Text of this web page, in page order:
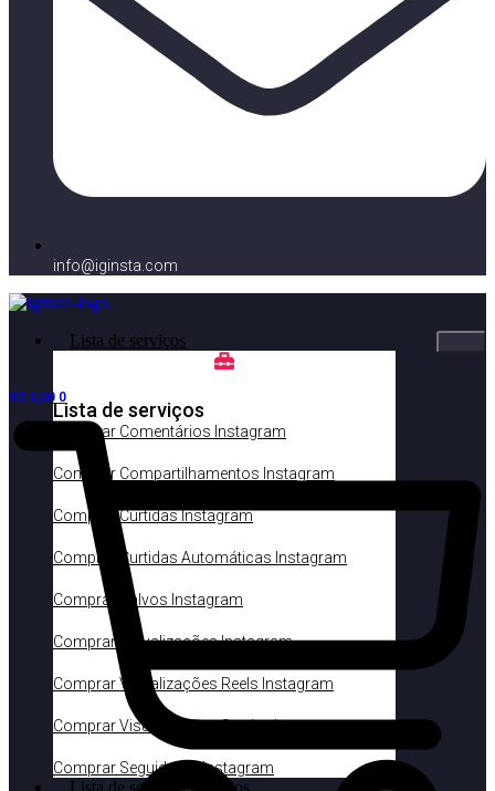
info@iginsta.com
Lista de serviços
Lista de serviços
Comprar Comentários Instagram
Comprar Compartilhamentos Instagram
Comprar Curtidas Instagram
Comprar Curtidas Automáticas Instagram
Comprar Salvos Instagram
Comprar Visualizações Instagram
Comprar Visualizações Reels Instagram
Comprar Visualizações Stories Instagram
Comprar Seguidores Instagram
Lista de serviços gratuitos
R$ 0,00 0